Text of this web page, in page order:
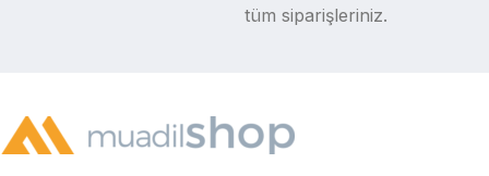
tüm siparişleriniz.